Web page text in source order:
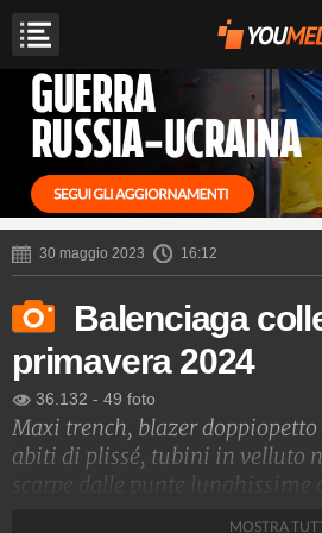
30 maggio 2023 16:12
Balenciaga
primavera 2024
36.132 - 49 foto
Maxi trench, blazer doppiopetto
abiti di plissé, tubini in velluto
scarpe dalle punte lunghissime
MOSTRA